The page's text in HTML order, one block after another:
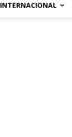
INTERNACIONAL